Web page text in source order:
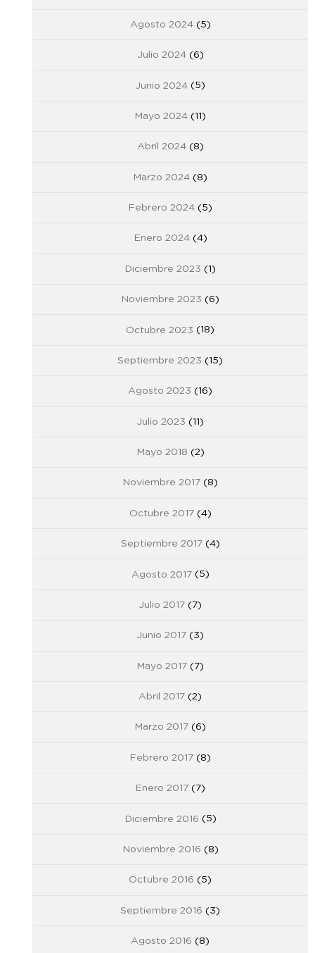
Agosto 2024(5)
Julio 2024(6)
Junio 2024 (5)
Mayo 2024 (11)
Abril 2024(8)
Marzo 2024 (8)
Febrero 2024 (5)
Enero 2024(4)
Diciembre 2023 (1)
Noviembre 2023 (6)
Octubre 2023 (18)
Septiembre 2023 (15)
Agosto 2023 (16)
Julio 2023 (11)
Mayo 2018 (2)
Noviembre 2017 (8)
Octubre 2017(4)
Septiembre 2017(4)
Agosto 2017(5)
Julio 2017 (7)
Junio 2017 (3)
Mayo 2017 (7)
Abril 2017 (2)
Marzo 2017 (6)
Febrero 2017 (8)
Enero 2017 (7)
Diciembre 2016 (5)
Noviembre 2016 (8)
Octubre 2016 (5)
Septiembre 2016 (3)
Agosto 2016 (8)